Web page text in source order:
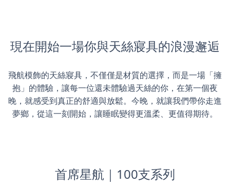
現在開始一場你與天絲寢具的浪漫邂逅
飛航模飾的天絲寢具，不僅僅是材質的選擇，而是一場「擁
抱」的體驗，讓每一位還未體驗過天絲的你，在第一個夜
晚，就感受到真正的舒適與放鬆。今晚，就讓我們帶你走進
夢鄉，從這一刻開始，讓睡眠變得更溫柔、更值得期待。
首席星航｜100支系列